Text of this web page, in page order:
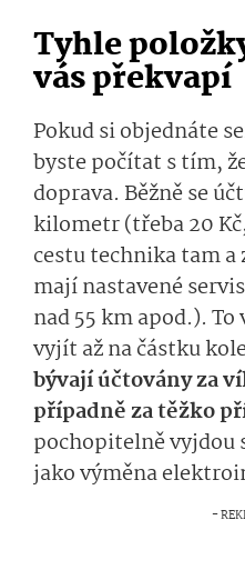
Tyhle
vás překvapí
Pokud si objednáte
byste počítat s tím,
doprava. Běžně se
kilometr (třeba 20
cestu technika tam
mají nastavené
nad 55 km apod.). To
vyjít až na částku
bývají účtovány za
případně za těžko
pochopitelně vyjdou
jako výměna